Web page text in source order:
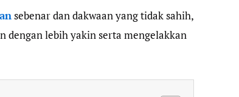
sebenar dan dakwaan yang tidak sahih,
dengan lebih yakin serta mengelakkan